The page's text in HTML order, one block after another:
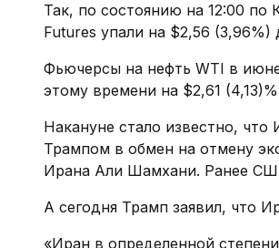
Так, по состоянию на 12:00 по
Futures упали на $2,56 (3,96%)
Фьючерсы на нефть WTI в
этому времени на $2,61
Накануне стало известно,
Трампом в обмен на отмену
Ирана Али Шамхани. Ранее
А сегодня Трамп заявил, что
«Иран в определенной